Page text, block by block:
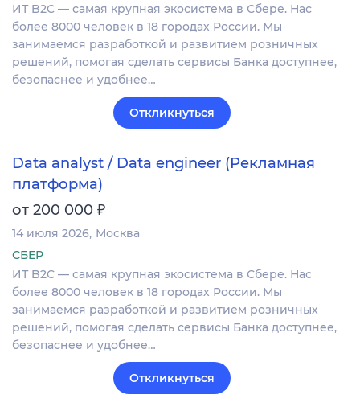
ИТ B2C — самая крупная экосистема в Сбере. Нас
более 8000 человек в 18 городах России. Мы
занимаемся разработкой и развитием розничных
решений, помогая сделать сервисы Банка доступнее,
безопаснее и удобнее…
Откликнуться
Data analyst / Data engineer (Рекламная
платформа)
от 200 000 ₽
14 июля 2026 Москва
СБЕР
ИТ B2C — самая крупная экосистема в Сбере. Нас
более 8000 человек в 18 городах России. Мы
занимаемся разработкой и развитием розничных
решений, помогая сделать сервисы Банка доступнее,
безопаснее и удобнее…
Откликнуться